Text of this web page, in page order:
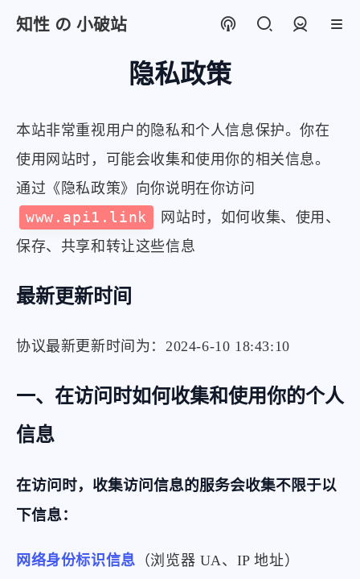
知性 の 小破站
隐私政策
本站非常重视用户的隐私和个人信息保护。你在
使用网站时，可能会收集和使用你的相关信息。
通过《隐私政策》向你说明在你访问
www.api1.link
网站时，如何收集、使用、
保存、共享和转让这些信息
最新更新时间
协议最新更新时间为：2024-6-10 18:43:10
一、在访问时如何收集和使用你的个人
信息
在访问时，收集访问信息的服务会收集不限于以
下信息：
网络身份标识信息 （浏览器 UA、IP 地址）